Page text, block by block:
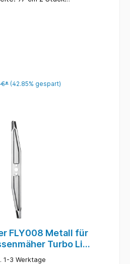
€* (42.85% gespart)
FLY008 Metall für
Turbo Lite
1-3 Werktage